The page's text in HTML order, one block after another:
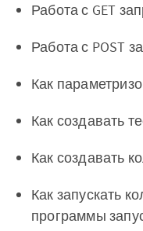
Работа с GET
Работа с POST
Как
Как создавать
Как создавать
Как запускать
программы